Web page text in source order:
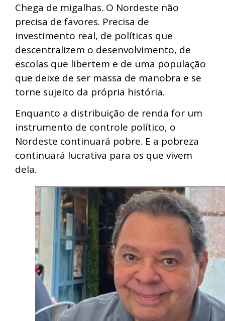
Chega de migalhas. O Nordeste não
precisa de favores. Precisa de
investimento real, de políticas que
descentralizem o desenvolvimento, de
escolas que libertem e de uma população
que deixe de ser massa de manobra e se
torne sujeito da própria história.
Enquanto a distribuição de renda for um
instrumento de controle político, o
Nordeste continuará pobre. E a pobreza
continuará lucrativa para os que vivem
dela.